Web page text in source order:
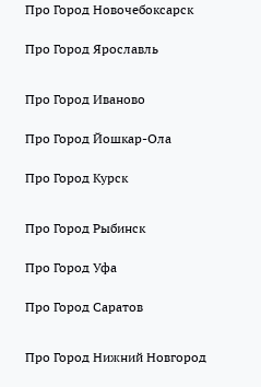
Про Город Новочебоксарск
Про Город Ярославль
Про Город Иваново
Про Город Йошкар-Ола
Про Город Курск
Про Город Рыбинск
Про Город Уфа
Про Город Саратов
Про Город Нижний Новгород